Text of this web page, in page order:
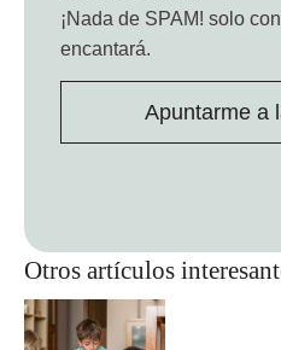
Otros artículos
¡Nada de SPAM! solo
encantará.
Apuntarme a